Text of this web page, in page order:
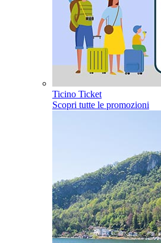
Ticino Ticket
Scopri tutte le promozioni